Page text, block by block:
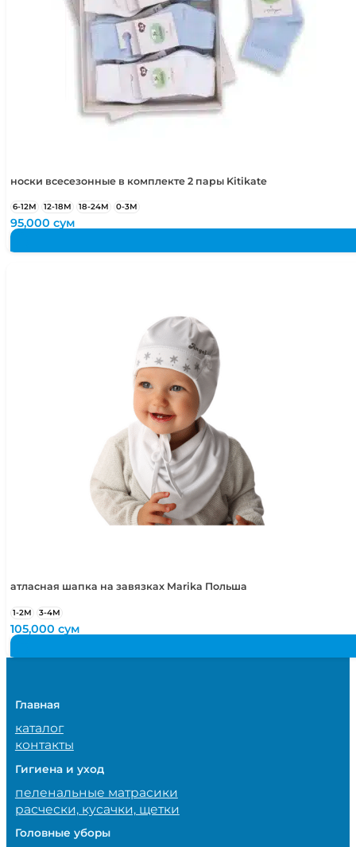
носки всесезонные в комплекте 2 пары Kitikate
6-12М 12-18М 18-24М 0-3М
95,000сум
атласная шапка на завязках Marika Польша
1-2М 3-4М
105,000сум
Главная
каталог
контакты
Гигиена и уход
пеленальные матрасики
расчески, кусачки, щетки
Головные уборы